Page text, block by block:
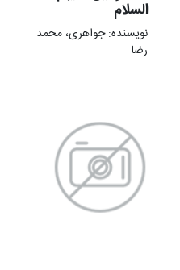
السلام
نویسنده: جواهری، محمد
رضا